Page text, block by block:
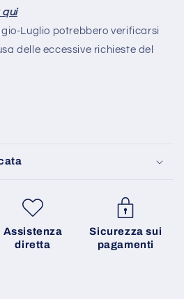
qui
Luglio potrebbero verificarsi
delle eccessive richieste del
Assistenza
diretta
Sicurezza sui
pagamenti